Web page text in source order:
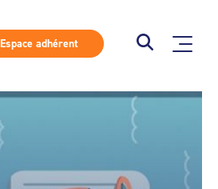
Espace adhérent